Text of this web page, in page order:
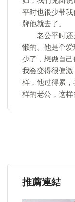
平时也很少带
牌他就去了。
老公平时还
懒的。他是个
少了，想做自
我会变得很偏
样，他过得累
样的老公，这样
推薦連結